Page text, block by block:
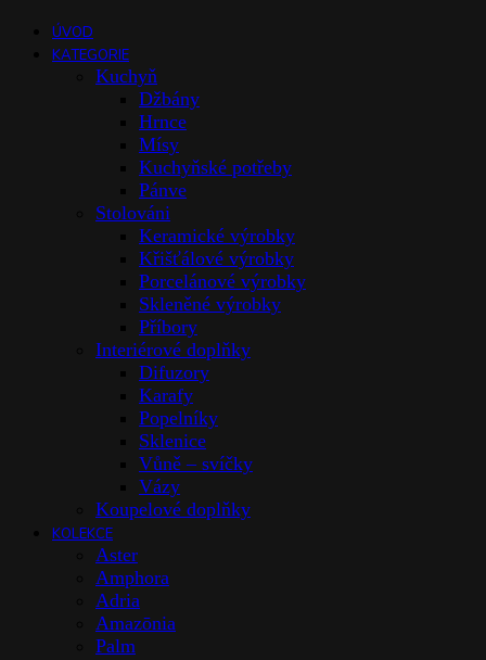
ÚVOD
KATEGORIE
Kuchyň
Džbány
Hrnce
Mísy
Kuchyňské potřeby
Pánve
Stolováni
Keramické výrobky
Křišťálové výrobky
Porcelánové výrobky
Skleněné výrobky
Příbory
Interiérové doplňky
Difuzory
Karafy
Popelníky
Sklenice
Vůně – svíčky
Vázy
Koupelové doplňky
KOLEKCE
Aster
Amphora
Adria
Amazōnia
Palm